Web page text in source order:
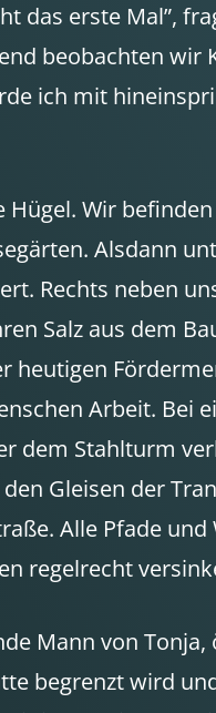
das erste Mal”,
beobachten wir
ich mit
Wir
Alsdann
Rechts neben
Salz aus dem
heutigen
Arbeit. Bei
dem Stahlturm
Gleisen der
Alle Pfade und
regelrecht
Mann von
begrenzt wird